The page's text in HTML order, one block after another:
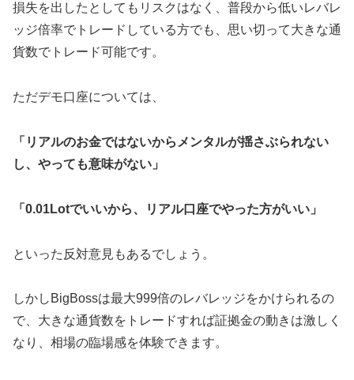
損失を出したとしてもリスクはなく、普段から低いレバレ
ッジ倍率でトレードしている方でも、思い切って大きな通
貨数でトレード可能です。
ただデモ口座については、
「リアルのお金ではないからメンタルが揺さぶられない
し、やっても意味がない」
「0.01Lotでいいから、リアル口座でやった方がいい」
といった反対意見もあるでしょう。
しかしBigBossは最大999倍のレバレッジをかけられるの
で、大きな通貨数をトレードすれば証拠金の動きは激しく
なり、相場の臨場感を体験できます。